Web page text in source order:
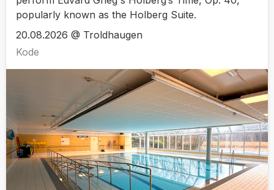
popularly known as the Holberg Suite.
20.08.2026 @ Troldhaugen
Kode